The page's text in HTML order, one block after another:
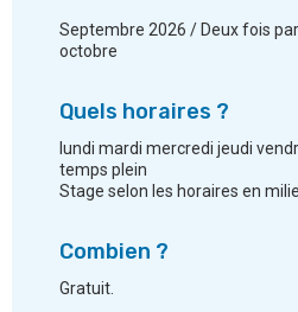
Septembre 2026 / Deux fois
octobre
Quels horaires ?
lundi mardi mercredi jeudi
temps plein
Stage selon les horaires en
Combien ?
Gratuit.